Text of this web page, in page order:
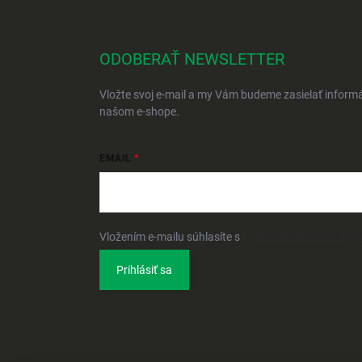
ODOBERAŤ NEWSLETTER
Vložte svoj e-mail a my Vám budeme zasielať
našom e-shope.
EMAIL
Vložením e-mailu súhlasíte s
Prihlásiť sa